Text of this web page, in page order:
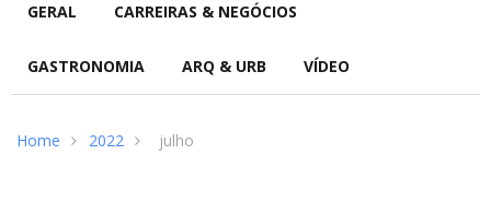
GERAL CARREIRAS & NEGÓCIOS
GASTRONOMIA ARQ & URB VÍDEO
Home 2022 julho